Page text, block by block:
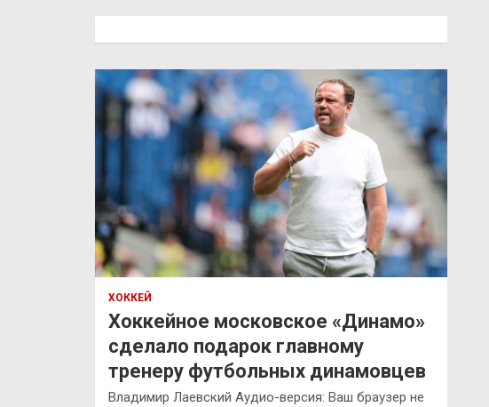
ХОККЕЙ
Хоккейное московское «Динамо»
сделало подарок главному
тренеру футбольных динамовцев
Владимир Лаевский Аудио-версия: Ваш браузер не